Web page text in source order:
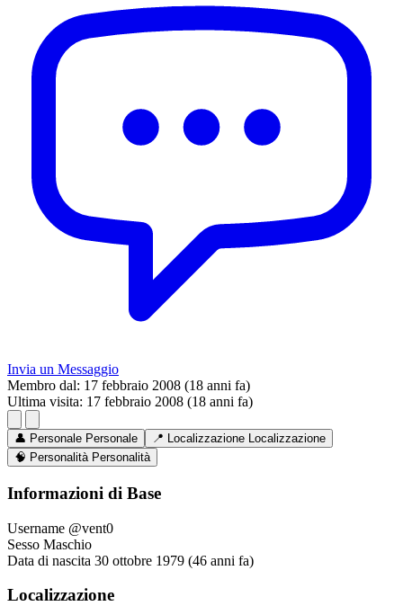
Invia un Messaggio
Membro dal: 17 febbraio 2008 (18 anni fa)
Ultima visita: 17 febbraio 2008 (18 anni fa)
👤 Personale Personale 📍 Localizzazione Localizzazione
🧠 Personalità Personalità
Informazioni di Base
Username @vent0
Sesso Maschio
Data di nascita 30 ottobre 1979 (46 anni fa)
Localizzazione